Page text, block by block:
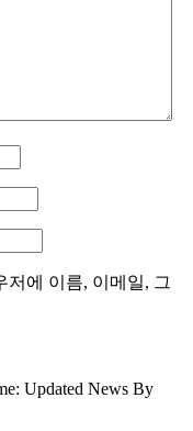
저에 이름, 이메일, 그
Updated News By